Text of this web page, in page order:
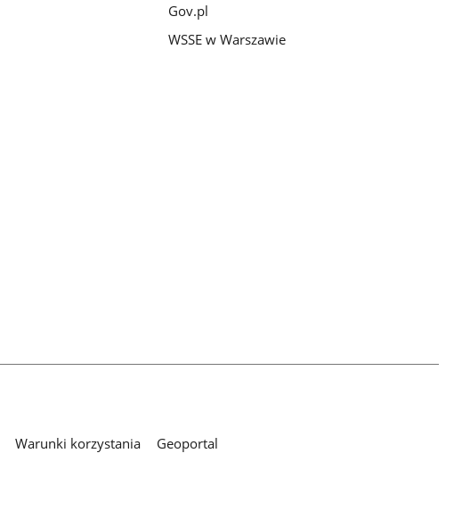
Gov.pl
WSSE w Warszawie
Warunki korzystania
Geoportal